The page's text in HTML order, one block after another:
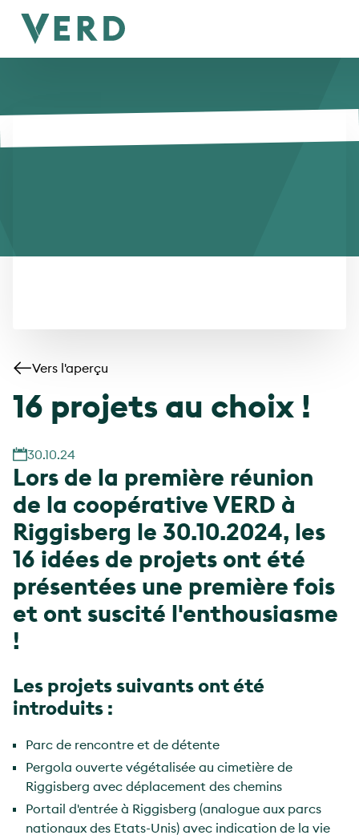
Vers l'aperçu
16 projets au choix !
30.10.24
Lors de la première réunion
de la coopérative VERD à
Riggisberg le 30.10.2024, les
16 idées de projets ont été
présentées une première fois
et ont suscité l'enthousiasme
!
Les projets suivants ont été
introduits :
Parc de rencontre et de détente
Pergola ouverte végétalisée au cimetière de
Riggisberg avec déplacement des chemins
Portail d'entrée à Riggisberg (analogue aux parcs
nationaux des Etats-Unis) avec indication de la vie